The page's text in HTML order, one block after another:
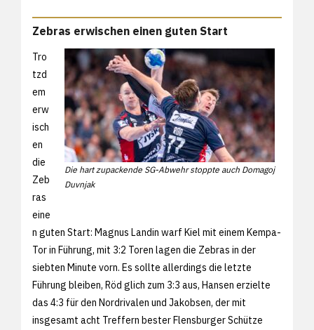
Zebras erwischen einen guten Start
Die hart zupackende SG-Abwehr stoppte auch Domagoj
Duvnjak
Tro
tzd
em
erw
isch
en
die
Zeb
ras
eine
n guten Start: Magnus Landin warf Kiel mit einem Kempa-
Tor in Führung, mit 3:2 Toren lagen die Zebras in der
siebten Minute vorn. Es sollte allerdings die letzte
Führung bleiben, Röd glich zum 3:3 aus, Hansen erzielte
das 4:3 für den Nordrivalen und Jakobsen, der mit
insgesamt acht Treffern bester Flensburger Schütze